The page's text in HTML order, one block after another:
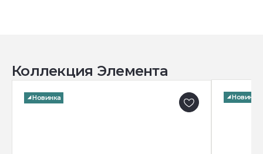
Коллекция Элемента
Новинка Новинка